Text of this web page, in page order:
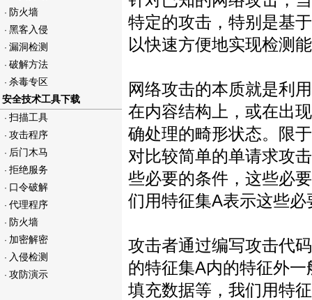
· 防火墙
· 黑客入侵
· 漏洞检测
· 破解方法
· 杀毒专区
安全技术工具下载
· 扫描工具
· 攻击程序
· 后门木马
· 拒绝服务
· 口令破解
· 代理程序
· 防火墙
· 加密解密
· 入侵检测
· 攻防演示
特定的攻击，特别是基
以快速方便地实现检测
网络攻击的本质就是利
在内容结构上，或在出
确处理的畸形状态。限
对比较简单的单请求攻
些必要的条件，这些必
们用特征集A表示这些
攻击者通过编写攻击代
的特征集A内的特征外
填充数据等，我们用特